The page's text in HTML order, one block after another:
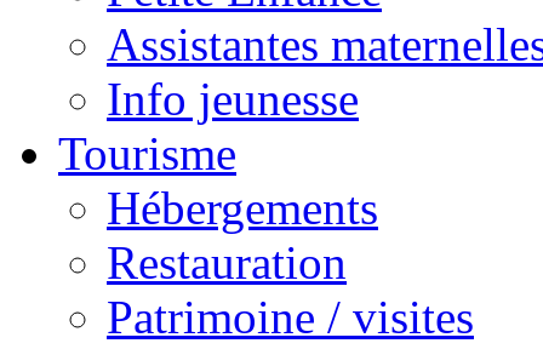
Assistantes
Info jeunesse
Tourisme
Hébergements
Restauration
Patrimoine / visites